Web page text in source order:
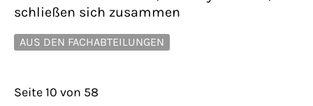
schließen sich zusammen
AUS DEN FACHABTEILUNGEN
Seite 10 von 58